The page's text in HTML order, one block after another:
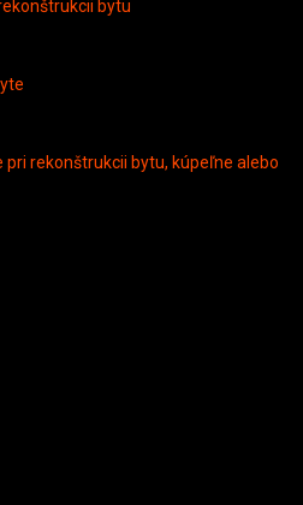
bytu
rekonštrukcii bytu, kúpeľne alebo